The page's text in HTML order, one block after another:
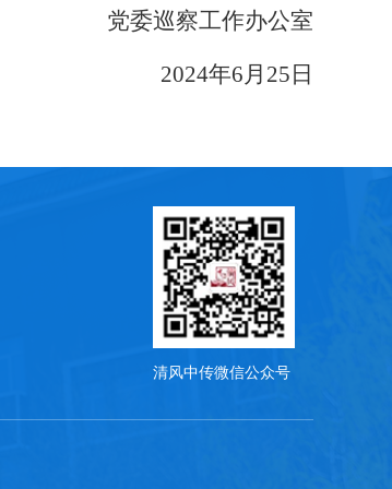
党委巡察工作办公室
2024年6月 25 日
清风中传微信公众号